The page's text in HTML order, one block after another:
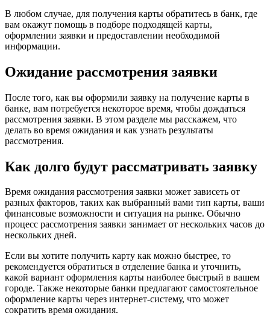
В любом случае, для получения карты обратитесь в банк, где
вам окажут помощь в подборе подходящей карты,
оформлении заявки и предоставлении необходимой
информации.
Ожидание рассмотрения заявки
После того, как вы оформили заявку на получение карты в
банке, вам потребуется некоторое время, чтобы дождаться
рассмотрения заявки. В этом разделе мы расскажем, что
делать во время ожидания и как узнать результаты
рассмотрения.
Как долго будут рассматривать заявку
Время ожидания рассмотрения заявки может зависеть от
разных факторов, таких как выбранный вами тип карты, ваши
финансовые возможности и ситуация на рынке. Обычно
процесс рассмотрения заявки занимает от нескольких часов до
нескольких дней.
Если вы хотите получить карту как можно быстрее, то
рекомендуется обратиться в отделение банка и уточнить,
какой вариант оформления карты наиболее быстрый в вашем
городе. Также некоторые банки предлагают самостоятельное
оформление карты через интернет-систему, что может
сократить время ожидания.